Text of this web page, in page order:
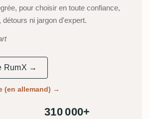
pour choisir en toute confiance,
ni jargon d'expert.
RumX →
(en allemand) →
310 000+